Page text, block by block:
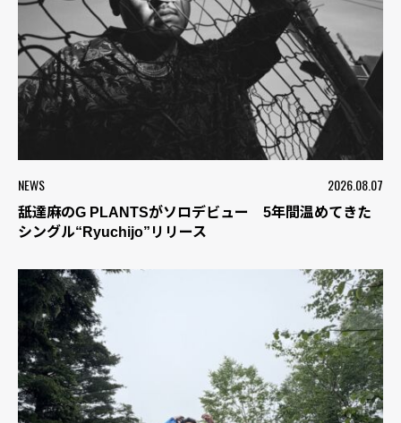
NEWS 2026.08.07
舐達麻のG PLANTSがソロデビュー 5年間温めてきた
シングル“Ryuchijo”リリース